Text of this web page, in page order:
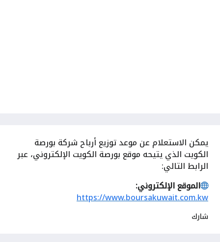
يمكن الاستعلام عن موعد توزيع أرباح شركة بورصة
الكويت الذي يتيحه موقع بورصة الكويت الإلكتروني، عبر
الرابط التالي:
الموقع الإلكتروني:
https://www.boursakuwait.com.kw
شارك